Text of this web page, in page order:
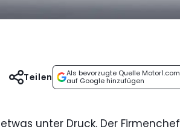
Als bevorzugte Quelle Motor1.com
auf Google hinzufügen
Teilen
unter Druck. Der Firmenchef